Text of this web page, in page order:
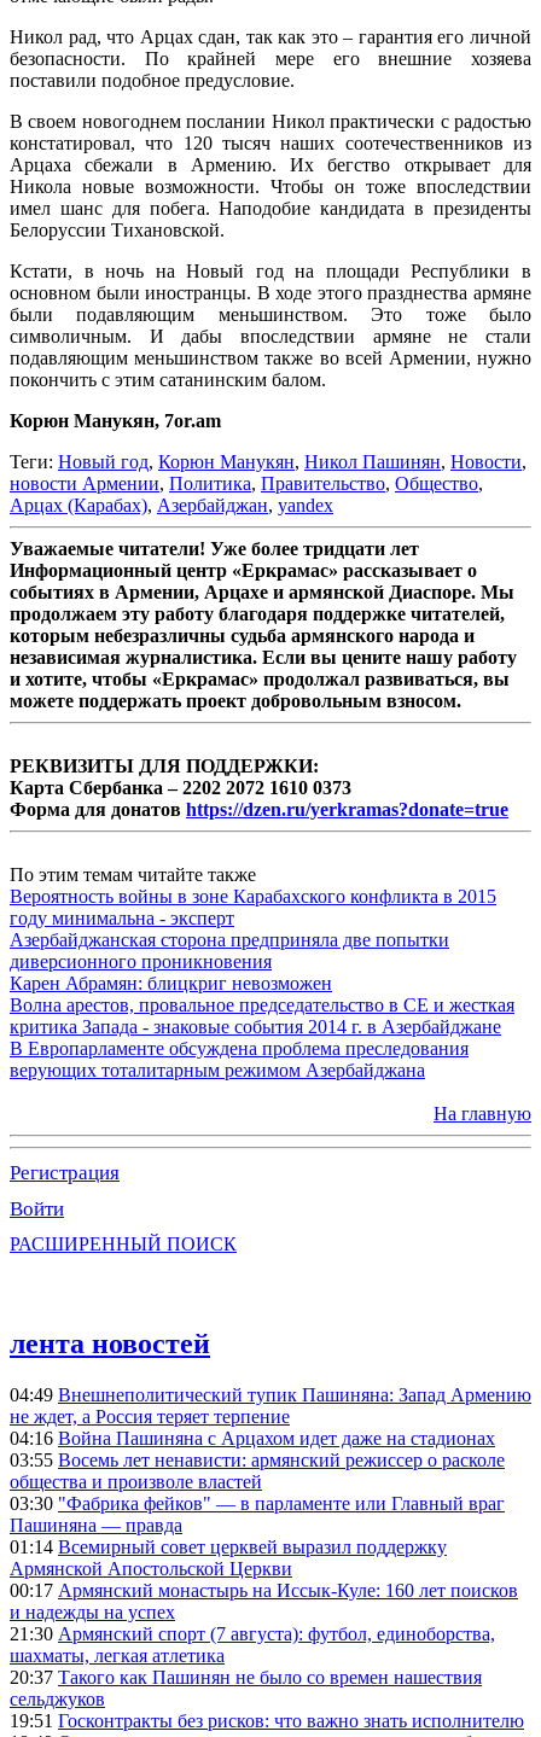
Никол рад, что Арцах сдан, так как это – гарантия его личной
безопасности. По крайней мере его внешние хозяева
поставили подобное предусловие.
В своем новогоднем послании Никол практически с радостью
констатировал, что 120 тысяч наших соотечественников из
Арцаха сбежали в Армению. Их бегство открывает для
Никола новые возможности. Чтобы он тоже впоследствии
имел шанс для побега. Наподобие кандидата в президенты
Белоруссии Тихановской.
Кстати, в ночь на Новый год на площади Республики в
основном были иностранцы. В ходе этого празднества армяне
были подавляющим меньшинством. Это тоже было
символичным. И дабы впоследствии армяне не стали
подавляющим меньшинством также во всей Армении, нужно
покончить с этим сатанинским балом.
Корюн Манукян, 7or.am
Теги: Новый год, Корюн Манукян, Никол Пашинян, Новости,
новости Армении, Политика, Правительство, Общество,
Арцах (Карабах), Азербайджан, yandex
Уважаемые читатели! Уже более тридцати лет
Информационный центр «Еркрамас» рассказывает о
событиях в Армении, Арцахе и армянской Диаспоре. Мы
продолжаем эту работу благодаря поддержке читателей,
которым небезразличны судьба армянского народа и
независимая журналистика. Если вы цените нашу работу
и хотите, чтобы «Еркрамас» продолжал развиваться, вы
можете поддержать проект добровольным взносом.
РЕКВИЗИТЫ ДЛЯ ПОДДЕРЖКИ:
Карта Сбербанка – 2202 2072 1610 0373
Форма для донатов https://dzen.ru/yerkramas?donate=true
По этим темам читайте также
Вероятность войны в зоне Карабахского конфликта в 2015
году минимальна - эксперт
Азербайджанская сторона предприняла две попытки
диверсионного проникновения
Карен Абрамян: блицкриг невозможен
Волна арестов, провальное председательство в СЕ и жесткая
критика Запада - знаковые события 2014 г. в Азербайджане
В Европарламенте обсуждена проблема преследования
верующих тоталитарным режимом Азербайджана
На главную
Регистрация
Войти
РАСШИРЕННЫЙ ПОИСК
лента новостей
04:49 Внешнеполитический тупик Пашиняна: Запад Армению
не ждет, а Россия теряет терпение
04:16 Война Пашиняна с Арцахом идет даже на стадионах
03:55 Восемь лет ненависти: армянский режиссер о расколе
общества и произволе властей
03:30 "Фабрика фейков" — в парламенте или Главный враг
Пашиняна — правда
01:14 Всемирный совет церквей выразил поддержку
Армянской Апостольской Церкви
00:17 Армянский монастырь на Иссык-Куле: 160 лет поисков
и надежды на успех
21:30 Армянский спорт (7 августа): футбол, единоборства,
шахматы, легкая атлетика
20:37 Такого как Пашинян не было со времен нашествия
сельджуков
19:51 Госконтракты без рисков: что важно знать исполнителю